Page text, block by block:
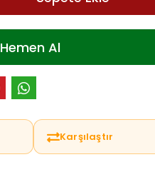
Hemen Al
Karşılaştır